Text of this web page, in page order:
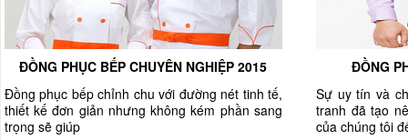
ĐỒNG PHỤC BẾP CHUYÊN NGHIỆP 2015
Đồng phục bếp chỉnh chu với đường nét tinh tế,
thiết kế đơn giản nhưng không kém phần sang
trọng sẽ giúp
ĐỒNG
Sự uy tín và
tranh đã tạo
của chúng tôi